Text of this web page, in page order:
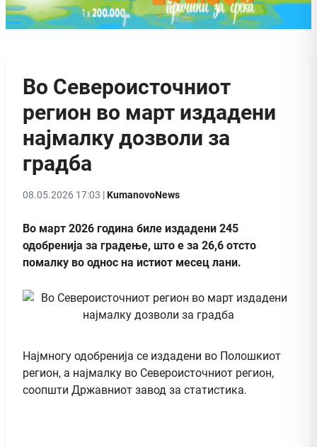
Во Североисточниот
регион во март издадени
најмалку дозволи за
градба
08.05.2026 17:03 |KumanovoNews
Во март 2026 година биле издадени 245
одобренија за градење, што е за 26,6 отсто
помалку во однос на истиот месец лани.
Најмногу одобренија се издадени во Полошкиот
регион, а најмалку во Североисточниот регион,
соопшти Државниот завод за статистика.